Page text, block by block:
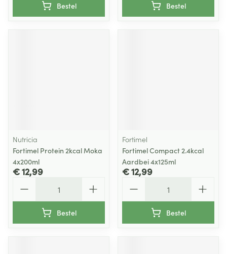
Bestel Bestel
Nutricia
Fortimel Protein 2kcal Moka
4x200ml
€ 12,99
Bestel
Fortimel
Fortimel Compact 2.4kcal
Aardbei 4x125ml
€ 12,99
Bestel